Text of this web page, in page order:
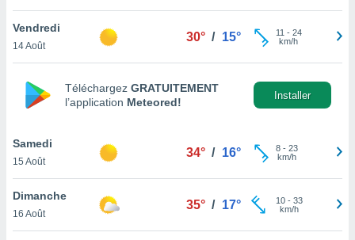
le
ainsi
un
la
du
Vendredi
14 Août
30° / 15° 11 - 24
km/h
Téléchargez GRATUITEMENT
l’application Meteored!
Installer
Samedi
15 Août
34° / 16° 8- 23
km/h
Dimanche
16 Août
35° / 17° 10- 33
km/h